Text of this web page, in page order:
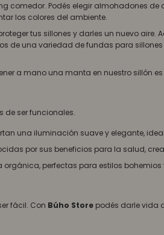
comedor. Podés elegir almohadones
los colores del ambiente.
tus sillones y darles un nuevo
de una variedad de fundas para
a mano una manta en nuestro sillón
de ser funcionales.
una iluminación suave y elegante,
por sus beneficios para la salud,
perfectas para estilos
fácil. Con Búho Store podés darle vida